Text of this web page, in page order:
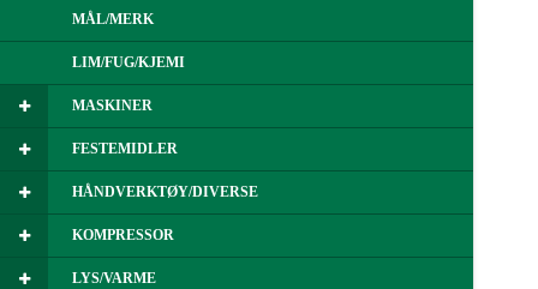
MÅL/MERK
LIM/FUG/KJEMI
MASKINER
FESTEMIDLER
HÅNDVERKTØY/DIVERSE
KOMPRESSOR
LYS/VARME